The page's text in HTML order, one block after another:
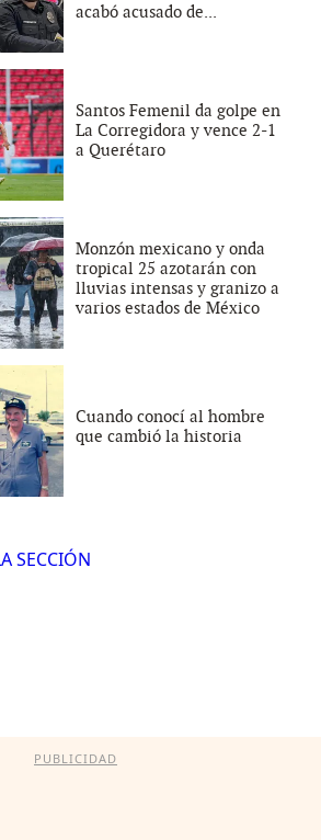
acabó acusado de...
Santos Femenil da golpe en
La Corregidora y vence 2-1
a Querétaro
Monzón mexicano y onda
tropical 25 azotarán con
lluvias intensas y granizo a
varios estados de México
Cuando conocí al hombre
que cambió la historia
SECCIÓN
PUBLICIDAD